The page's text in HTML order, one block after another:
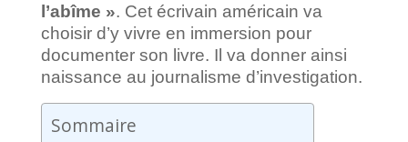
l’abîme ». Cet écrivain américain va
choisir d’y vivre en immersion pour
documenter son livre. Il va donner ainsi
naissance au journalisme d’investigation.
Sommaire